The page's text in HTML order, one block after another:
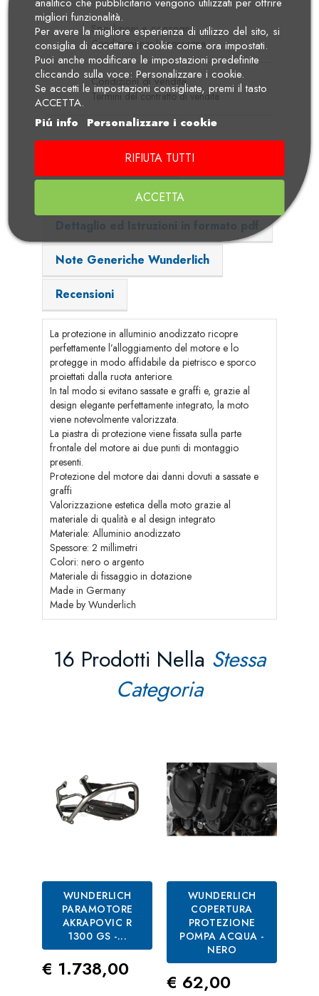
Spedizioni e consegna
Condizioni per la consegna
Condizioni di vendita
Termini del contratto di vendita
Dettagli Prodotto
Adatto per i modelli
Dettaglio ed Istruzioni in formato pdf
Note Generiche Wunderlich
Recensioni
La protezione in alluminio anodizzato ricopre
perfettamente l’alloggiamento del motore e lo
protegge in modo affidabile da pietrisco e sporco
proiettati dalla ruota anteriore.
In tal modo si evitano sassate e graffi e, grazie al
design elegante perfettamente integrato, la moto
viene notevolmente valorizzata.
La piastra di protezione viene fissata sulla parte
frontale del motore ai due punti di montaggio
presenti.
Protezione del motore dai danni dovuti a sassate e
graffi
Valorizzazione estetica della moto grazie al
materiale di qualità e al design integrato
Materiale: Alluminio anodizzato
Spessore: 2 millimetri
Colori: nero o argento
Materiale di fissaggio in dotazione
Made in Germany
Made by Wunderlich
16 Prodotti Nella Stessa
Categoria
WUNDERLICH
PARAMOTORE
AKRAPOVIC R
1300 GS -...
Prezzo
€ 1.738,00
WUNDERLICH
COPERTURA
PROTEZIONE
POMPA ACQUA -
NERO
Prezzo
€ 62,00
migliori funzionalità.
Per avere la migliore esperienza di utilizzo del sito, si
consiglia di accettare i cookie come ora impostati.
Puoi anche modificare le impostazioni predefinite
cliccando sulla voce: Personalizzare i cookie.
Se accetti le impostazioni consigliate, premi il tasto
ACCETTA.
Piú info
Personalizzare i cookie
RIFIUTA TUTTI
ACCETTA